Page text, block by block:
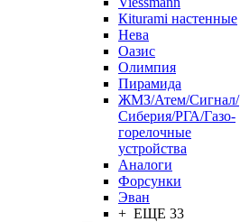
Кiturami настенные
Нева
Оазис
Олимпия
Пирамида
ЖМЗ/Атем/Сигнал/
Сиберия/РГА/Газо-
горелочные
устройства
Aналоги
Форсунки
Эван
+ ЕЩЕ 33